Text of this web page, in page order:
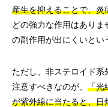
産生を抑えることで、
どの強力な作用はあり
の副作用が出にくいとい
ただし、非ステロイド系
注意すべきなのが、 「光
が紫外線に当たると、